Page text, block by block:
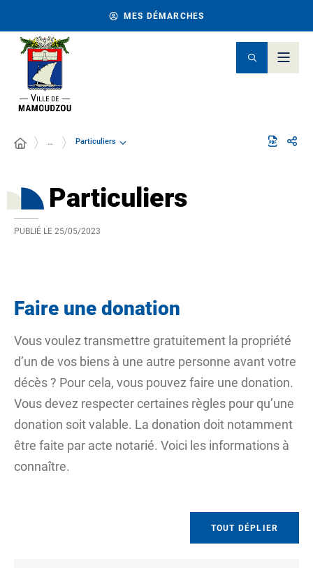
MES DÉMARCHES
… Particuliers
Particuliers
PUBLIÉ LE 25/05/2023
Faire une donation
Vous voulez transmettre gratuitement la propriété
d’un de vos biens à une autre personne avant votre
décès ? Pour cela, vous pouvez faire une donation.
Vous devez respecter certaines règles pour qu’une
donation soit valable. La donation doit notamment
être faite par acte notarié. Voici les informations à
connaître.
TOUT DÉPLIER